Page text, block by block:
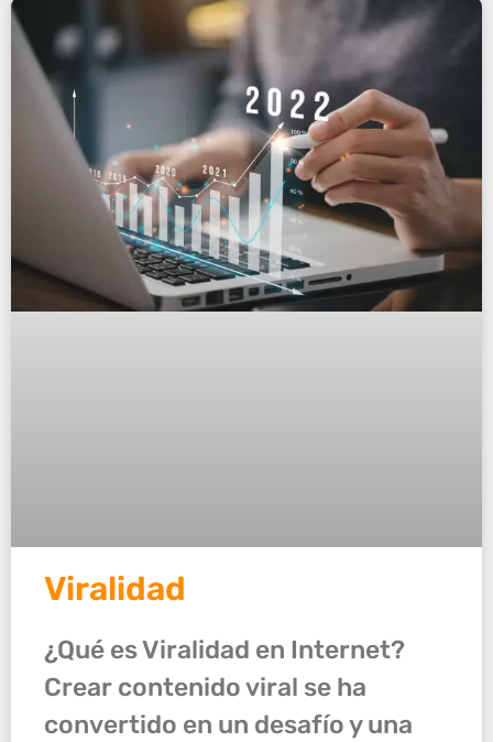
Viralidad
¿Qué es Viralidad en Internet?
Crear contenido viral se ha
convertido en un desafío y una